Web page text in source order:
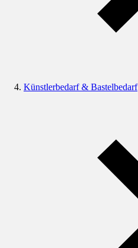
Künstlerbedarf & Bastelbedarf